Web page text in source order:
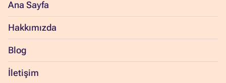
Ana Sayfa
Hakkımızda
Blog
İletişim